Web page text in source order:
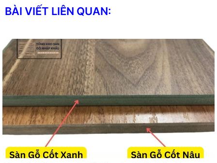
BÀI VIẾT LIÊN QUAN: